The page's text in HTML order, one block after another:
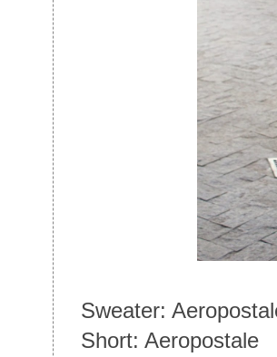
Sweater:
Short: Aeropostale